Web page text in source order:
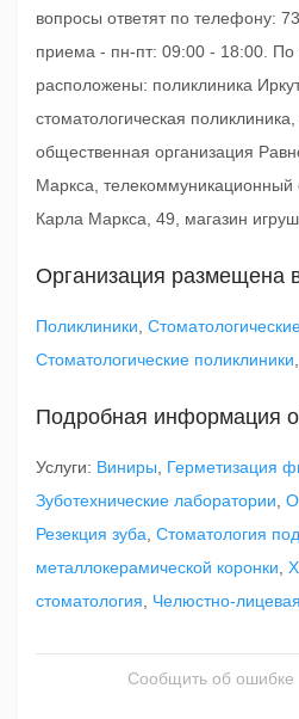
вопросы ответят по телефону:
приема - пн-пт: 09:00 - 18:00. По
расположены: поликлиника
стоматологическая
общественная организация
Маркса,
Карла Маркса, 49, магазин
Организация размещена
Поликлиники
Стоматологические поликлиники
Подробная информация
Услуги: Виниры Герметизация
Зуботехнические лаборатории
Резекция зуба Стоматология
металлокерамической коронки
стоматология
Челюстно-
Сообщить об ошибке